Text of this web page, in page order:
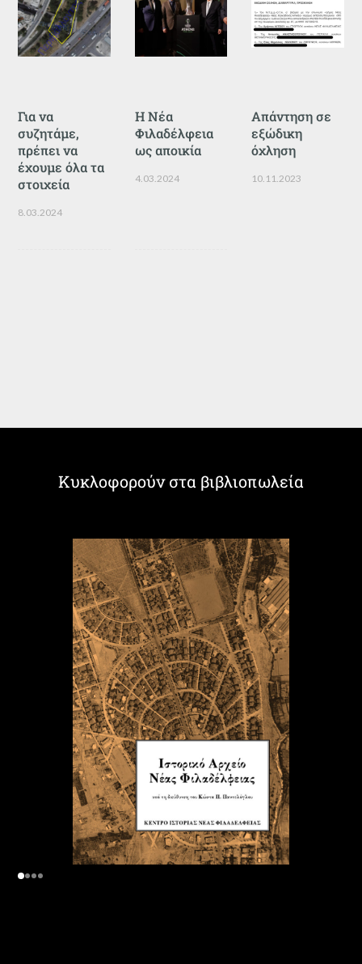
Για να
συζητάμε,
πρέπει να
έχουμε όλα τα
στοιχεία
8.03.2024
Η Νέα
Φιλαδέλφεια
ως αποικία
4.03.2024
Απάντηση σε
εξώδικη
όχληση
10.11.2023
Κυκλοφορούν στα βιβλιοπωλεία